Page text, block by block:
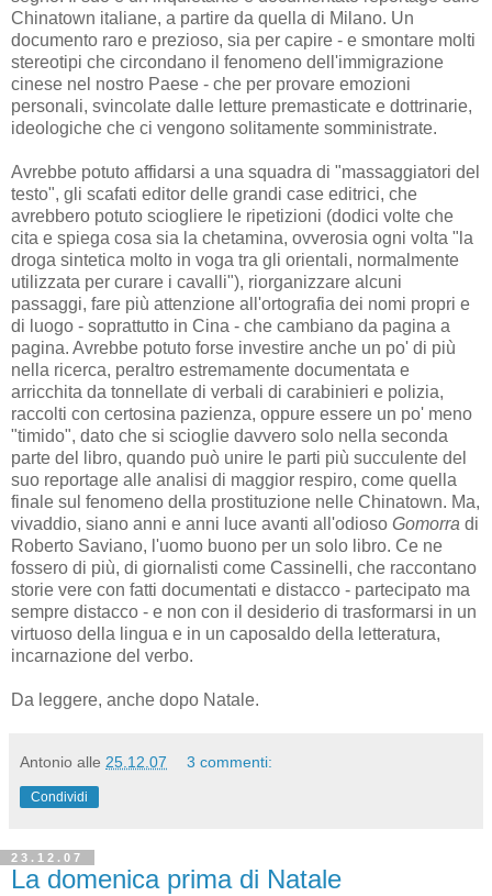
Chinatown italiane, a partire da quella di Milano. Un
documento raro e prezioso, sia per capire - e smontare molti
stereotipi che circondano il fenomeno dell'immigrazione
cinese nel nostro Paese - che per provare emozioni
personali, svincolate dalle letture premasticate e dottrinarie,
ideologiche che ci vengono solitamente somministrate.
Avrebbe potuto affidarsi a una squadra di "massaggiatori del
testo", gli scafati editor delle grandi case editrici, che
avrebbero potuto sciogliere le ripetizioni (dodici volte che
cita e spiega cosa sia la chetamina, ovverosia ogni volta "la
droga sintetica molto in voga tra gli orientali, normalmente
utilizzata per curare i cavalli"), riorganizzare alcuni
passaggi, fare più attenzione all'ortografia dei nomi propri e
di luogo - soprattutto in Cina - che cambiano da pagina a
pagina. Avrebbe potuto forse investire anche un po' di più
nella ricerca, peraltro estremamente documentata e
arricchita da tonnellate di verbali di carabinieri e polizia,
raccolti con certosina pazienza, oppure essere un po' meno
"timido", dato che si scioglie davvero solo nella seconda
parte del libro, quando può unire le parti più succulente del
suo reportage alle analisi di maggior respiro, come quella
finale sul fenomeno della prostituzione nelle Chinatown. Ma,
vivaddio, siano anni e anni luce avanti all'odioso Gomorra di
Roberto Saviano, l'uomo buono per un solo libro. Ce ne
fossero di più, di giornalisti come Cassinelli, che raccontano
storie vere con fatti documentati e distacco - partecipato ma
sempre distacco - e non con il desiderio di trasformarsi in un
virtuoso della lingua e in un caposaldo della letteratura,
incarnazione del verbo.
Da leggere, anche dopo Natale.
Antonio alle 25.12.07 3 commenti:
Condividi
23.12.07
La domenica prima di Natale